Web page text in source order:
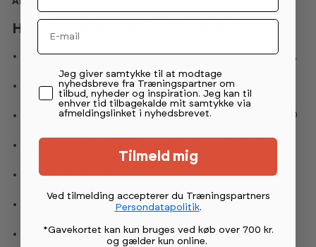
Hvorfor vælge Abilica SlamBalls?
Effektiv helkropstræning:udvikler styrke, eksplosivitet,
kondition og kernemuskulatur.
Funktionelle øvelser:velegnet til slam, kast, løft og
rotationsøvelser.
Flere vægtvalg:fås i 5, 10, 15, 20, 25, 30, 35, 40, 45 og 50
Robust konstruktion:slidstærk PVC og fyld af jernsand
Skånsom mod underlaget:designet til at reducere
Sikkert greb:struktureret overflade giver god kontrol
Email
Permission tekst
Jeg giver samtykke til at modtage
nyhedsbreve fra Træningspartner om
tilbud, nyheder og inspiration. Jeg kan til
enhver tid tilbagekalde mit samtykke via
afmeldingslinket i nyhedsbrevet.
Tilmeld mig
Ved tilmelding accepterer du Træningspartners
Persondatapolitik.
*Gavekortet kan kun bruges ved køb over 700 kr.
og gælder kun online.